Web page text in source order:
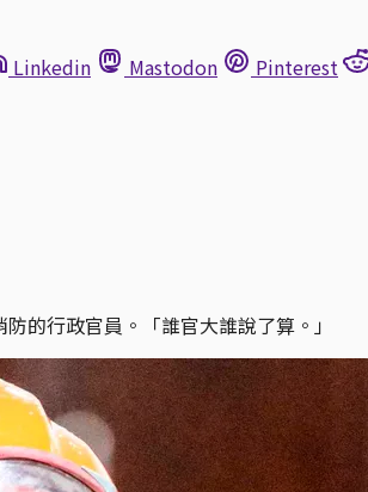
Linkedin Mastodon
Pinterest
的行政官員。「誰官大誰說了算。」